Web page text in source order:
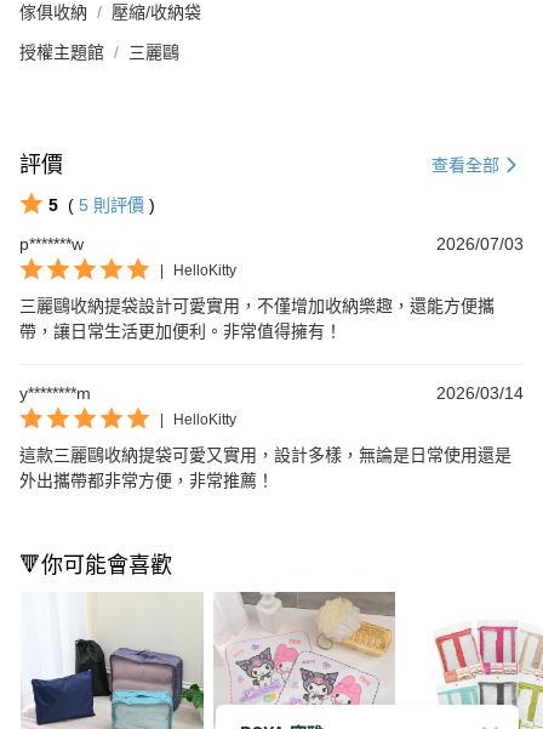
傢俱收納 壓縮/收納袋
授權主題館 三麗鷗
評價 查看全部
5 ( 5 則評價 )
p*******w
2026/07/03
| HelloKitty
三麗鷗收納提袋設計可愛實用，不僅增加收納樂趣，還能方便攜
帶，讓日常生活更加便利。非常值得擁有！
y********m 2026/03/14
| HelloKitty
這款三麗鷗收納提袋可愛又實用，設計多樣，無論是日常使用還是
外出攜帶都非常方便，非常推薦！
🔻你可能會喜歡